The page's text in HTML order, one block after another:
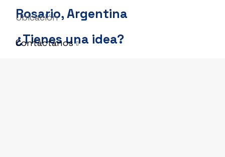
Rosario, Argentina
Ubicación
¿Tienes una idea?
Contactanos